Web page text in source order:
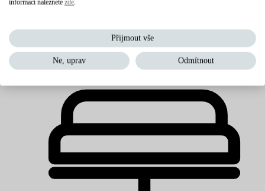
Matrace multipocketové
informací naleznete zde.
Přijmout vše
Ne, uprav Odmítnout